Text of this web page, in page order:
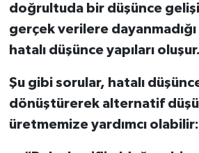
doğrultuda bir düşünce
gerçek verilere
hatalı düşünce yapıları oluşur.
Şu gibi sorular, hatalı
dönüştürerek alternatif
üretmemize yardımcı olabilir: